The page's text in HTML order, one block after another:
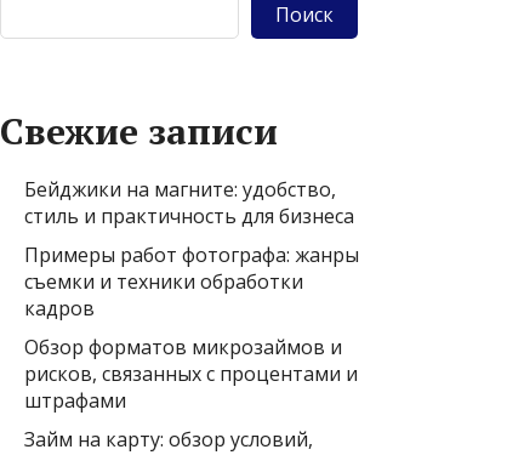
Поиск
Свежие записи
Бейджики на магните: удобство,
стиль и практичность для бизнеса
Примеры работ фотографа: жанры
съемки и техники обработки
кадров
Обзор форматов микрозаймов и
рисков, связанных с процентами и
штрафами
Займ на карту: обзор условий,